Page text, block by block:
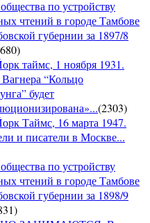
по устройству
чтений в городе Тамбове
губернии за 1897/8
)
таймс, 1 ноября 1931.
“Кольцо
будет
(2303)
Таймс, 16 марта 1947.
и писатели в Москве...
по устройству
чтений в городе Тамбове
губернии за 1898/9
)